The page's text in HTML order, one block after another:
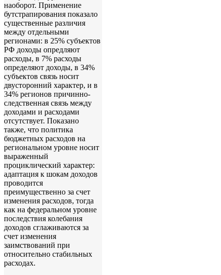
наоборот. Применение
бутстрапирования показало
существенные различия
между отдельными
регионами: в 25% субъектов
РФ доходы опредляют
расходы, в 7% расходы
определяют доходы, в 34%
субъектов связь носит
двусторонний характер, и в
34% регионов причинно-
следственная связь между
доходами и расходами
отсутствует. Показано
также, что политика
бюджетных расходов на
региональном уровне носит
выраженный
проциклический характер:
адаптация к шокам доходов
проводится
преимущественно за счет
изменения расходов, тогда
как на федеральном уровне
последствия колебания
доходов сглаживаются за
счет изменения
заимствований при
относительно стабильных
расходах.